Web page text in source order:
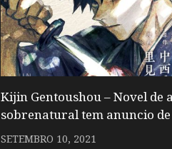
Kijin Gentoushou – Novel de
sobrenatural tem anuncio
SETEMBRO 10, 2021